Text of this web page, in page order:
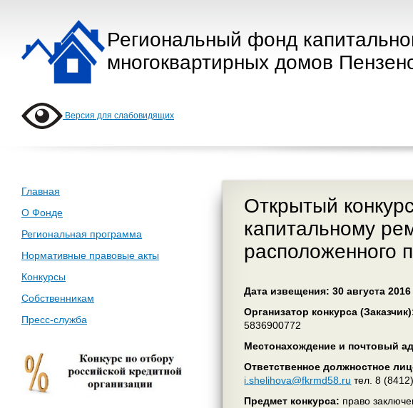
Региональный фонд
многоквартирных домов
Версия для слабовидящих
Главная
О Фонде
Региональная программа
Нормативные правовые акты
Конкурсы
Собственникам
Пресс-служба
Открытый
капитальному
расположенного
Дата извещения: 30 августа 2016
Организатор конкурса
5836900772
Местонахождение и почтовый
Ответственное должностное
i.shelihova@fkrmd58.ru тел. 8
Предмет конкурса: право